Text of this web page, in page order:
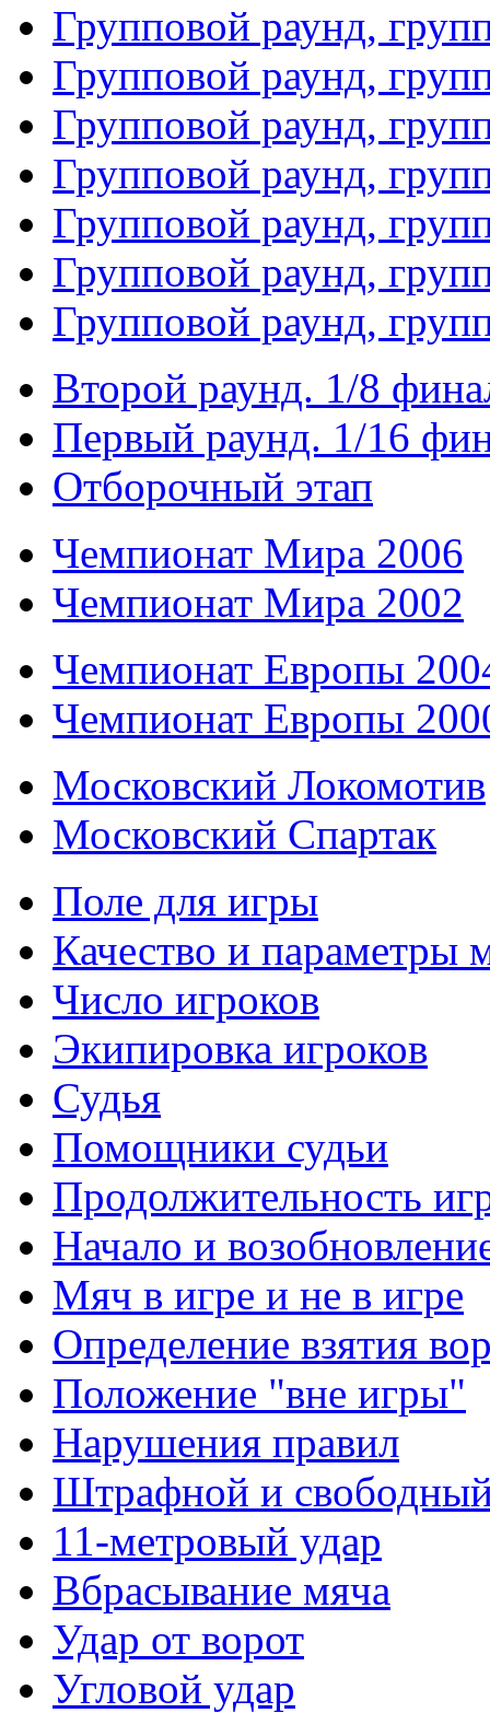
Групповой раунд,
Групповой раунд,
Групповой раунд,
Групповой раунд,
Групповой раунд,
Групповой раунд,
Групповой раунд,
Второй раунд. 1/8
Первый раунд. 1/16
Отборочный этап
Чемпионат Мира 2006
Чемпионат Мира 2002
Чемпионат Европы
Чемпионат Европы
Московский Локомотив
Московский Спартак
Поле для игры
Качество и параметры
Число игроков
Экипировка игроков
Судья
Помощники судьи
Продолжительность
Начало и
Мяч в игре и не в игре
Определение взятия
Положение "вне игры"
Нарушения правил
Штрафной и
11-метровый удар
Вбрасывание мяча
Удар от ворот
Угловой удар